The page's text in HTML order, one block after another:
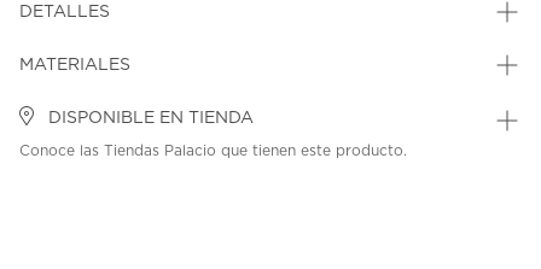
DETALLES
MATERIALES
DISPONIBLE EN TIENDA
Conoce las Tiendas Palacio que tienen este producto.